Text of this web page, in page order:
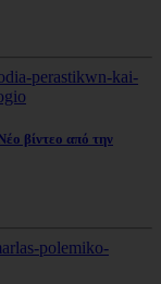
βίντεο από την